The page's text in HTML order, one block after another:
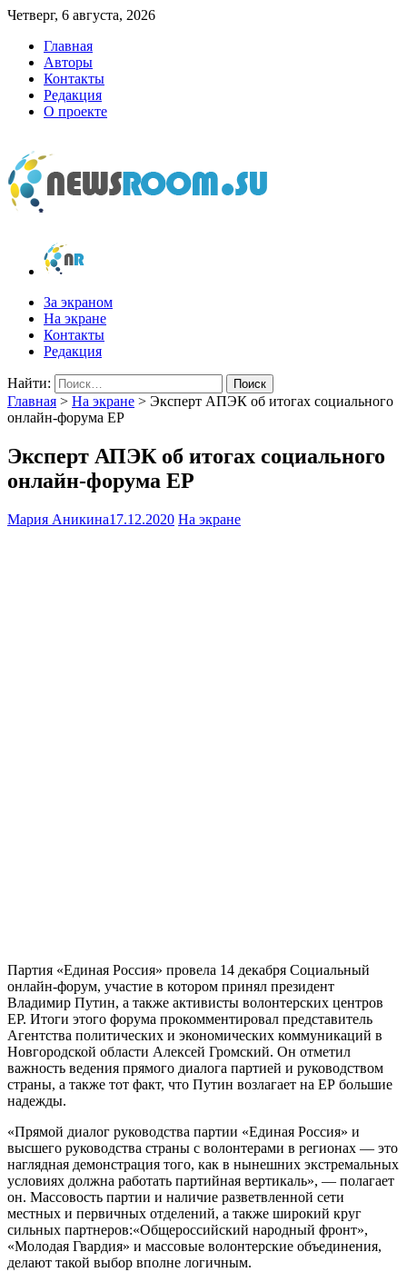
Четверг, 6 августа, 2026
Главная
Авторы
Контакты
Редакция
О проекте
newsroom.su
Новости о новостях
За экраном
На экране
Контакты
Редакция
Найти:
Главная > На экране > Эксперт АПЭК об итогах социального
онлайн-форума ЕР
Эксперт АПЭК об итогах социального
онлайн-форума ЕР
Мария Аникина17.12.2020 На экране
Партия «Единая Россия» провела 14 декабря Социальный
онлайн-форум, участие в котором принял президент
Владимир Путин, а также активисты волонтерских центров
ЕР. Итоги этого форума прокомментировал представитель
Агентства политических и экономических коммуникаций в
Новгородской области Алексей Громский. Он отметил
важность ведения прямого диалога партией и руководством
страны, а также тот факт, что Путин возлагает на ЕР большие
надежды.
«Прямой диалог руководства партии «Единая Россия» и
высшего руководства страны с волонтерами в регионах — это
наглядная демонстрация того, как в нынешних экстремальных
условиях должна работать партийная вертикаль», — полагает
он. Массовость партии и наличие разветвленной сети
местных и первичных отделений, а также широкий круг
сильных партнеров:«Общероссийский народный фронт»,
«Молодая Гвардия» и массовые волонтерские объединения,
делают такой выбор вполне логичным.